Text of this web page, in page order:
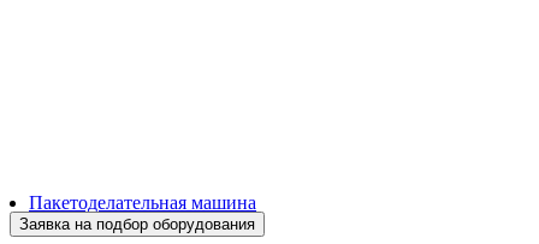
Пакетоделательная машина
BJAF+S 40*2M